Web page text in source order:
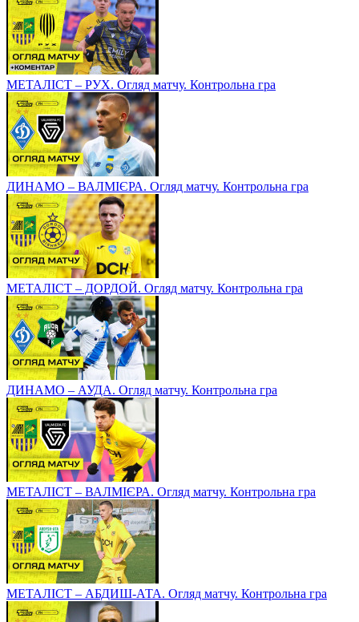
МЕТАЛІСТ – РУХ. Огляд матчу. Контрольна гра
ДИНАМО – ВАЛМІЄРА. Огляд матчу. Контрольна гра
МЕТАЛІСТ – ДОРДОЙ. Огляд матчу. Контрольна гра
ДИНАМО – АУДА. Огляд матчу. Контрольна гра
МЕТАЛІСТ – ВАЛМІЄРА. Огляд матчу. Контрольна гра
МЕТАЛІСТ – АБДИШ-АТА. Огляд матчу. Контрольна гра